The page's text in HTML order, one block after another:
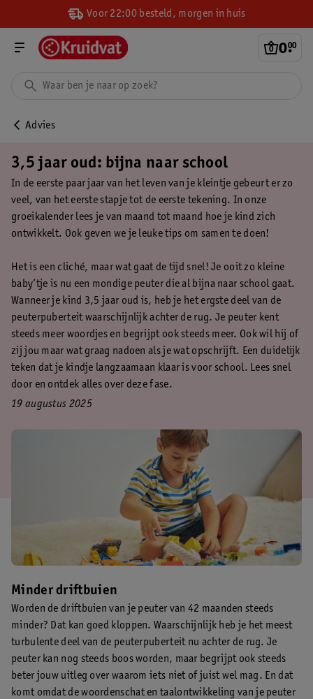
Voor 22:00 besteld, morgen in huis
0.
00
Advies
3,5 jaar oud: bijna naar school
In de eerste paar jaar van het leven van je kleintje gebeurt er zo
veel, van het eerste stapje tot de eerste tekening. In onze
groeikalender lees je van maand tot maand hoe je kind zich
ontwikkelt. Ook geven we je leuke tips om samen te doen!
Het is een cliché, maar wat gaat de tijd snel! Je ooit zo kleine
baby’tje is nu een mondige peuter die al bijna naar school gaat.
Wanneer je kind 3,5 jaar oud is, heb je het ergste deel van de
peuterpuberteit waarschijnlijk achter de rug. Je peuter kent
steeds meer woordjes en begrijpt ook steeds meer. Ook wil hij of
zij jou maar wat graag nadoen als je wat opschrijft. Een duidelijk
teken dat je kindje langzaamaan klaar is voor school. Lees snel
door en ontdek alles over deze fase.
19 augustus 2025
Minder driftbuien
Worden de driftbuien van je peuter van 42 maanden steeds
minder? Dat kan goed kloppen. Waarschijnlijk heb je het meest
turbulente deel van de peuterpuberteit nu achter de rug. Je
peuter kan nog steeds boos worden, maar begrijpt ook steeds
beter jouw uitleg over waarom iets niet of juist wel mag. En dat
komt omdat de woordenschat en taalontwikkeling van je peuter